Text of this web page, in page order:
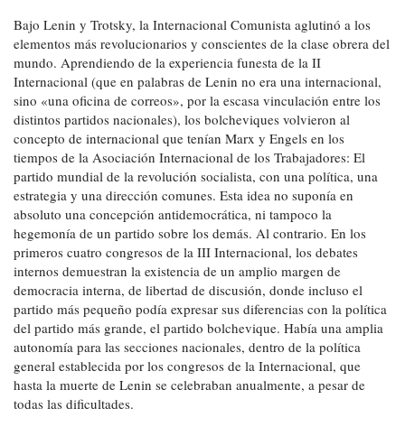
Bajo Lenin y Trotsky, la Internacional Comunista aglutinó a los
elementos más revolucionarios y conscientes de la clase obrera del
mundo. Aprendiendo de la experiencia funesta de la II
Internacional (que en palabras de Lenin no era una internacional,
sino «una oficina de correos», por la escasa vinculación entre los
distintos partidos nacionales), los bolcheviques volvieron al
concepto de internacional que tenían Marx y Engels en los
tiempos de la Asociación Internacional de los Trabajadores: El
partido mundial de la revolución socialista, con una política, una
estrategia y una dirección comunes. Esta idea no suponía en
absoluto una concepción antidemocrática, ni tampoco la
hegemonía de un partido sobre los demás. Al contrario. En los
primeros cuatro congresos de la III Internacional, los debates
internos demuestran la existencia de un amplio margen de
democracia interna, de libertad de discusión, donde incluso el
partido más pequeño podía expresar sus diferencias con la política
del partido más grande, el partido bolchevique. Había una amplia
autonomía para las secciones nacionales, dentro de la política
general establecida por los congresos de la Internacional, que
hasta la muerte de Lenin se celebraban anualmente, a pesar de
todas las dificultades.